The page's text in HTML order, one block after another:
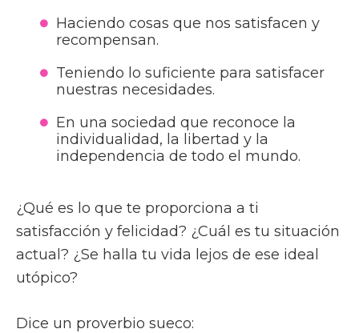
Haciendo cosas que nos satisfacen y
recompensan.
Teniendo lo suficiente para satisfacer
nuestras necesidades.
En una sociedad que reconoce la
individualidad, la libertad y la
independencia de todo el mundo.
¿Qué es lo que te proporciona a ti
satisfacción y felicidad? ¿Cuál es tu situación
actual? ¿Se halla tu vida lejos de ese ideal
utópico?
Dice un proverbio sueco: